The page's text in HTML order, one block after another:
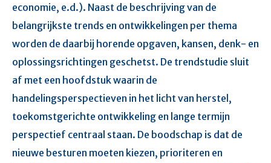
economie, e.d.). Naast de beschrijving van de
belangrijkste trends en ontwikkelingen per thema
worden de daarbij horende opgaven, kansen, denk- en
oplossingsrichtingen geschetst. De trendstudie sluit
af met een hoofdstuk waarin de
handelingsperspectieven in het licht van herstel,
toekomstgerichte ontwikkeling en lange termijn
perspectief centraal staan. De boodschap is dat de
nieuwe besturen moeten kiezen, prioriteren en